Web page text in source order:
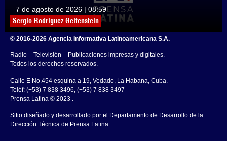
7 de agosto de 2026 | 08:59
Sergio Rodríguez Gelfenstein
© 2016-2026 Agencia Informativa Latinoamericana S.A.
Radio – Televisión – Publicaciones impresas y digitales.
Todos los derechos reservados.
Calle E No.454 esquina a 19, Vedado, La Habana, Cuba.
Teléf: (+53) 7 838 3496, (+53) 7 838 3497
Prensa Latina © 2023 .
Sitio diseñado y desarrollado por el Departamento de Desarrollo de la
Dirección Técnica de Prensa Latina.